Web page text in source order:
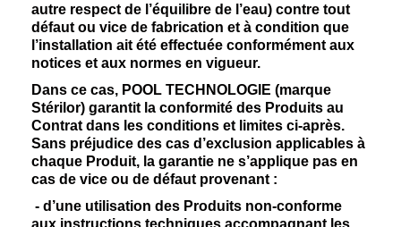
autre respect de l’équilibre de l’eau) contre tout
défaut ou vice de fabrication et à condition que
l’installation ait été effectuée conformément aux
notices et aux normes en vigueur.
Dans ce cas, POOL TECHNOLOGIE (marque
Stérilor) garantit la conformité des Produits au
Contrat dans les conditions et limites ci-après.
Sans préjudice des cas d’exclusion applicables à
chaque Produit, la garantie ne s’applique pas en
cas de vice ou de défaut provenant :
- d’une utilisation des Produits non-conforme
aux instructions techniques accompagnant les